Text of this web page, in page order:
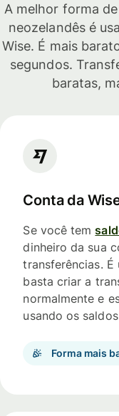
A melhor forma
neozelandês é
Wise. É mais
segundos.
baratas,
Conta da
Se você tem
dinheiro da sua
transferências.
basta criar a
normalmente e
usando os
Forma mais